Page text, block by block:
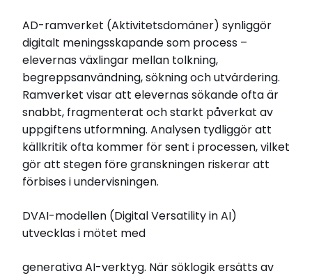
AD-ramverket (Aktivitetsdomäner) synliggör
digitalt meningsskapande som process –
elevernas växlingar mellan tolkning,
begreppsanvändning, sökning och utvärdering.
Ramverket visar att elevernas sökande ofta är
snabbt, fragmenterat och starkt påverkat av
uppgiftens utformning. Analysen tydliggör att
källkritik ofta kommer för sent i processen, vilket
gör att stegen före granskningen riskerar att
förbises i undervisningen.
DVAI-modellen (Digital Versatility in AI)
utvecklas i mötet med
generativa AI-verktyg. När söklogik ersätts av